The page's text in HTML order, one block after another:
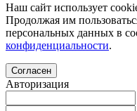
Наш сайт использует
Продолжая им
персональных данных в
конфиденциальности.
Согласен
Авторизация